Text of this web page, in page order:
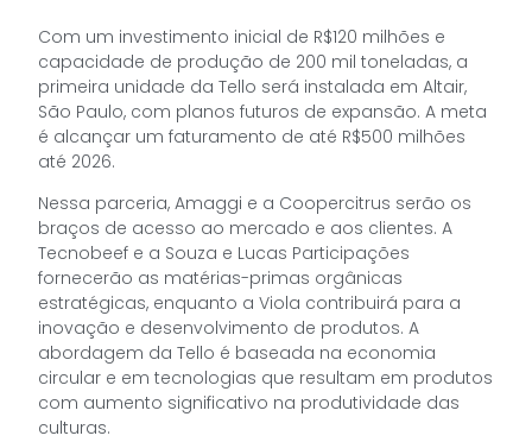
Com um investimento inicial de R$120 milhões e
capacidade de produção de 200 mil toneladas, a
primeira unidade da Tello será instalada em Altair,
São Paulo, com planos futuros de expansão. A meta
é alcançar um faturamento de até R$500 milhões
até 2026.
Nessa parceria, Amaggi e a Coopercitrus serão os
braços de acesso ao mercado e aos clientes. A
Tecnobeef e a Souza e Lucas Participações
fornecerão as matérias-primas orgânicas
estratégicas, enquanto a Viola contribuirá para a
inovação e desenvolvimento de produtos. A
abordagem da Tello é baseada na economia
circular e em tecnologias que resultam em produtos
com aumento significativo na produtividade das
culturas.